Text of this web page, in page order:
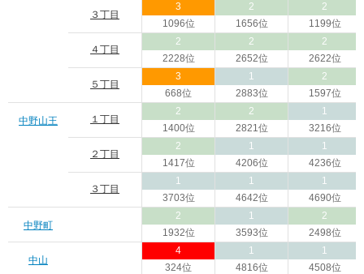
３丁目
3
1096位
2
1656位
2
1199位
４丁目
2
2228位
2
2652位
2
2622位
５丁目
3
668位
1
2883位
2
1597位
中野山王 １丁目
2
1400位
2
2821位
1
3216位
２丁目
2
1417位
1
4206位
1
4236位
３丁目
1
3703位
1
4642位
1
4690位
中野町
2
1932位
1
3593位
2
2498位
中山
4
324位
1
4816位
1
4508位